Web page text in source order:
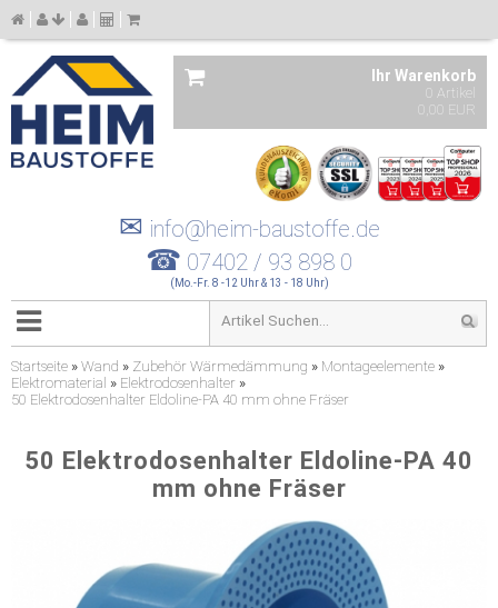
Ihr Warenkorb
0 Artikel
0,00 EUR
✉ info@heim-baustoffe.de
☎ 07402 / 93 898 0
(Mo.-Fr. 8 -12 Uhr & 13 - 18 Uhr)
Startseite » Wand » Zubehör Wärmedämmung » Montageelemente »
Elektromaterial » Elektrodosenhalter »
50 Elektrodosenhalter Eldoline-PA 40 mm ohne Fräser
50 Elektrodosenhalter Eldoline-PA 40
mm ohne Fräser